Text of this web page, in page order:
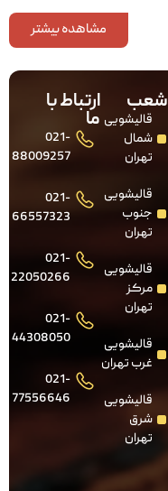
مشاهده بیشتر
شعب
قالیشویی
شمال
تهران
قالیشویی
جنوب
تهران
قالیشویی
مرکز
تهران
قالیشویی
غرب تهران
قالیشویی
شرق
تهران
ارتباط با
ما
021-
88009257
021-
66557323
021-
22050266
021-
44308050
021-
77556646